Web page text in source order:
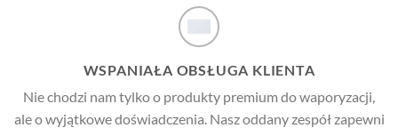
WSPANIAŁA OBSŁUGA KLIENTA
Nie chodzi nam tylko o produkty premium do waporyzacji,
ale o wyjątkowe doświadczenia. Nasz oddany zespół zapewni